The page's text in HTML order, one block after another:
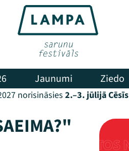
Jaunumi Ziedo
norisināsies2.–3. jūlijā Cēsīs